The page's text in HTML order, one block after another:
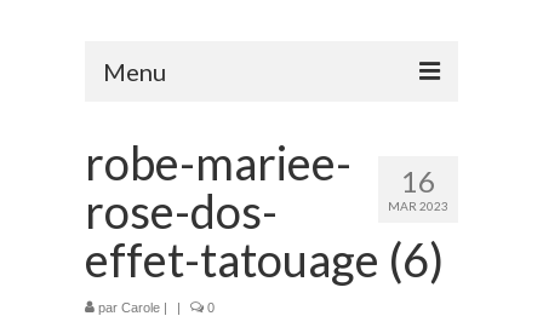
Menu
Qui suis-je ?
Prestations
La mariée audacieuse
16
MAR 2023
robe-mariee-
rose-dos-
effet-tatouage (6)
par Carole | | 0